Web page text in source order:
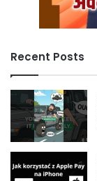
Recent Posts